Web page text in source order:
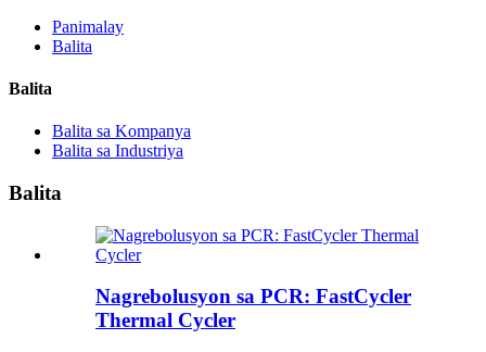
Panimalay
Balita
Balita
Balita sa Kompanya
Balita sa Industriya
Balita
Nagrebolusyon sa PCR: FastCycler
Thermal Cycler